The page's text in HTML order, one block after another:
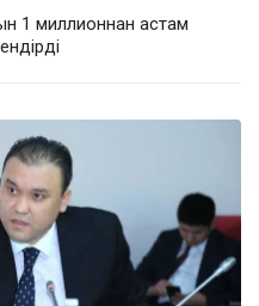
1 миллионнан астам